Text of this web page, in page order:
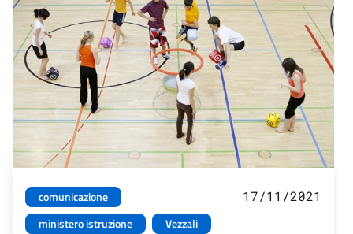
comunicazione
ministero istruzione
Vezzali
17/11/2021